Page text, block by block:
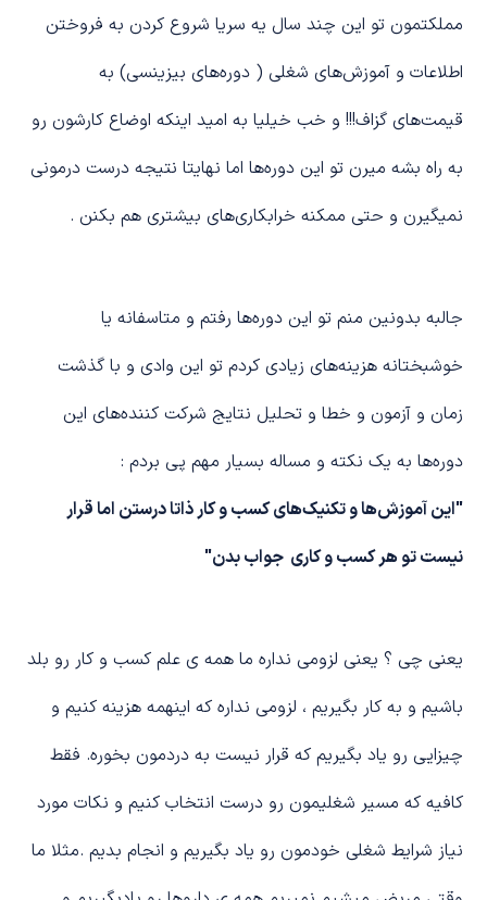
مملکتمون تو این چند سال یه سریا شروع کردن به فروختن
اطلاعات و آموزش‌های شغلی ( دوره‌های بیزینسی) به
قیمت‌های گزاف!!! و خب خیلیا به امید اینکه اوضاع کارشون رو
به راه بشه میرن تو این دوره‌ها اما نهایتا نتیجه درست درمونی
نمیگیرن و حتی ممکنه خرابکاری‌های بیشتری هم بکنن .
جالبه بدونین منم تو این دوره‌ها رفتم و متاسفانه یا
خوشبختانه هزینه‌های زیادی کردم تو این وادی و با گذشت
زمان و آزمون و خطا و تحلیل نتایج شرکت کننده‌های این
دوره‌ها به یک نکته و مساله بسیار مهم پی بردم :
"این آموزش‌ها و تکنیک‌های کسب و کار ذاتا درستن اما قرار
نیست تو هر کسب و کاری جواب بدن"
یعنی چی ؟ یعنی لزومی نداره ما همه ی علم کسب و کار رو بلد
باشیم و به کار بگیریم ، لزومی نداره که اینهمه هزینه کنیم و
چیزایی رو یاد بگیریم که قرار نیست به دردمون بخوره. فقط
کافیه که مسیر شغلیمون رو درست انتخاب کنیم و نکات مورد
نیاز شرایط شغلی خودمون رو یاد بگیریم و انجام بدیم .مثلا ما